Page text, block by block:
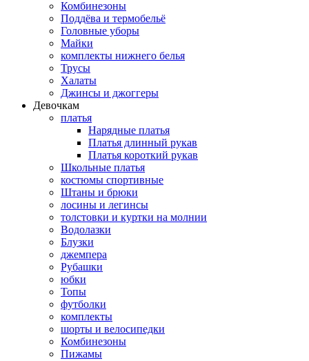
Комбинезоны
Поддёва и термобельё
Головные уборы
Майки
комплекты нижнего белья
Трусы
Халаты
Джинсы и джоггеры
Девочкам
платья
Нарядные платья
Платья длинный рукав
Платья короткий рукав
Школьные платья
костюмы спортивные
Штаны и брюки
лосины и легинсы
толстовки и куртки на молнии
Водолазки
Блузки
джемпера
Рубашки
юбки
Топы
футболки
комплекты
шорты и велосипедки
Комбинезоны
Пижамы